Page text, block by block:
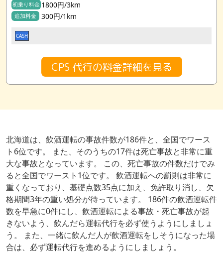
初乗り料金 1800円/3km
追加料金 300円/1km
CASH
CPS 代行の料金詳細を見る
北海道は、飲酒運転の事故件数が186件と、全国でワース
ト6位です。 また、そのうちの17件は死亡事故と非常に重
大な事故となっています。 この、死亡事故の件数だけでみ
ると全国でワースト1位です。 飲酒運転への罰則は非常に
重くなっており、基礎点数35点に加え、免許取り消し、欠
格期間3年の重い処分が待っています。 186件の飲酒運転件
数を早急に0件にし、飲酒運転による事故・死亡事故が起
きないよう、飲んだら運転代行を必ず使うようにしましょ
う。 また、一緒に飲んだ人が飲酒運転をしそうになった場
合は、必ず運転代行を進めるようにしましょう。